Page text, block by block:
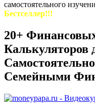
самостоятельного
Бестселлер!!!
20+
Калькуляторов
Семейными